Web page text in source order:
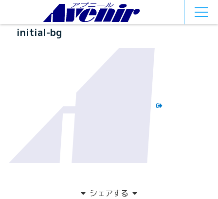
initial-bg
シェアする
MEN